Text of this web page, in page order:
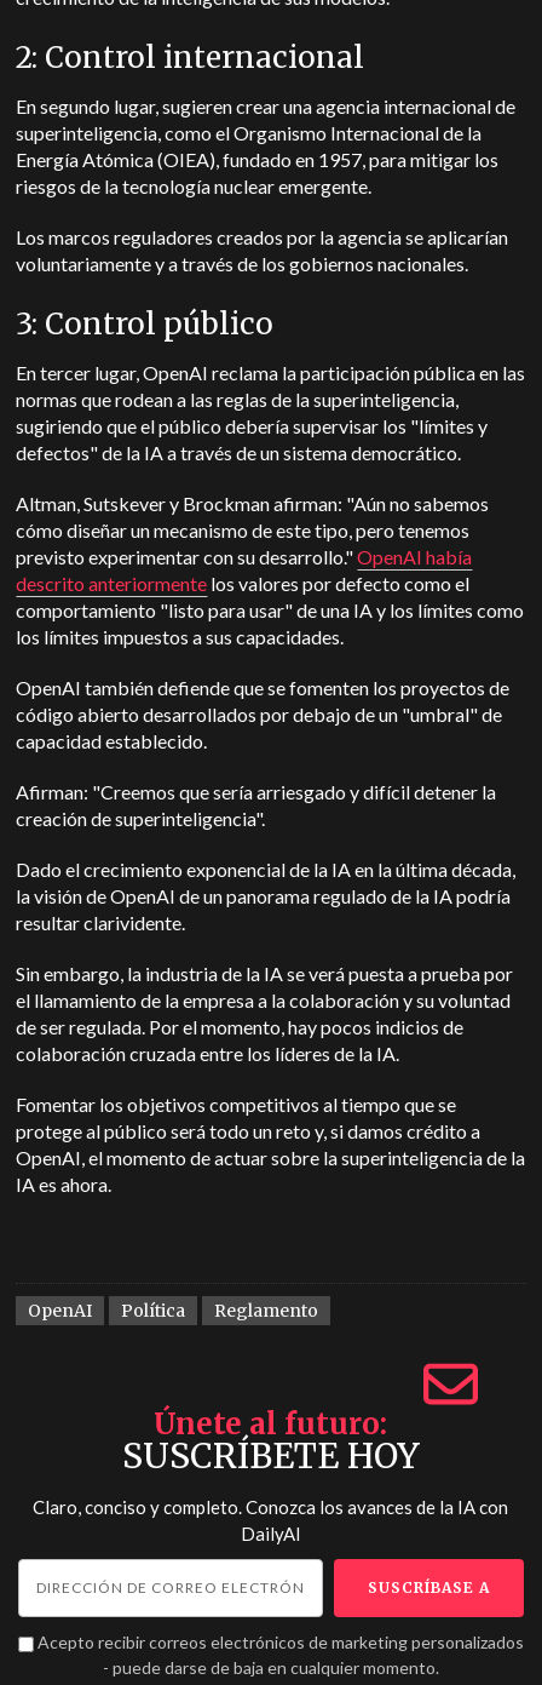
2: Control internacional
En segundo lugar, sugieren crear una agencia internacional de
superinteligencia, como el Organismo Internacional de la
Energía Atómica (OIEA), fundado en 1957, para mitigar los
riesgos de la tecnología nuclear emergente.
Los marcos reguladores creados por la agencia se aplicarían
voluntariamente y a través de los gobiernos nacionales.
3: Control público
En tercer lugar, OpenAI reclama la participación pública en las
normas que rodean a las reglas de la superinteligencia,
sugiriendo que el público debería supervisar los "límites y
defectos" de la IA a través de un sistema democrático.
Altman, Sutskever y Brockman afirman: "Aún no sabemos
cómo diseñar un mecanismo de este tipo, pero tenemos
previsto experimentar con su desarrollo."OpenAI había
descrito anteriormente los valores por defecto como el
comportamiento "listo para usar" de una IA y los límites como
los límites impuestos a sus capacidades.
OpenAI también defiende que se fomenten los proyectos de
código abierto desarrollados por debajo de un "umbral" de
capacidad establecido.
Afirman: "Creemos que sería arriesgado y difícil detener la
creación de superinteligencia".
Dado el crecimiento exponencial de la IA en la última década,
la visión de OpenAI de un panorama regulado de la IA podría
resultar clarividente.
Sin embargo, la industria de la IA se verá puesta a prueba por
el llamamiento de la empresa a la colaboración y su voluntad
de ser regulada. Por el momento, hay pocos indicios de
colaboración cruzada entre los líderes de la IA.
Fomentar los objetivos competitivos al tiempo que se
protege al público será todo un reto y, si damos crédito a
OpenAI, el momento de actuar sobre la superinteligencia de la
IA es ahora.
OpenAI Política Reglamento
Únete al futuro
SUSCRÍBETE HOY
Claro, conciso y completo. Conozca los avances de la IA con
DailyAI
Acepto recibir correos electrónicos de marketing personalizados
- puede darse de baja en cualquier momento.